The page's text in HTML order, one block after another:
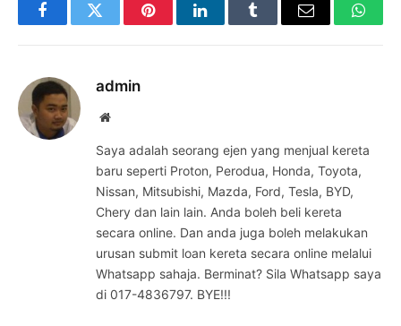
FacebookTwitter PinterestLinkedInTumblr Email
admin
Website
Saya adalah seorang ejen yang menjual kereta
baru seperti Proton, Perodua, Honda, Toyota,
Nissan, Mitsubishi, Mazda, Ford, Tesla, BYD,
Chery dan lain lain. Anda boleh beli kereta
secara online. Dan anda juga boleh melakukan
urusan submit loan kereta secara online melalui
Whatsapp sahaja. Berminat? Sila Whatsapp saya
di 017-4836797. BYE!!!